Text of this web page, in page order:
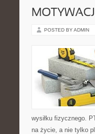
POSTED BY ADMIN
wysiłku fizycznego.
na życie, a nie tylko